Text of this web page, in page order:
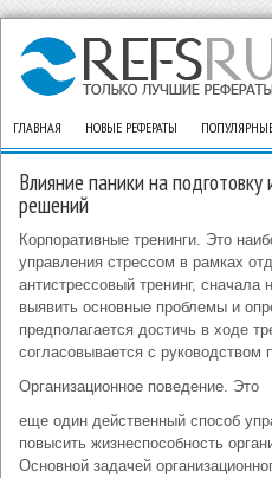
ГЛАВНАЯ НОВЫЕ РЕФЕРАТЫ
Влияние паники на
решений
Корпоративные тренинги. Это
управления стрессом в рамках
антистрессовый тренинг,
выявить основные проблемы и
предполагается достичь в ходе
согласовывается с руководством
Организационное поведение. Это
еще один действенный способ
повысить жизнеспособность
Основной задачей